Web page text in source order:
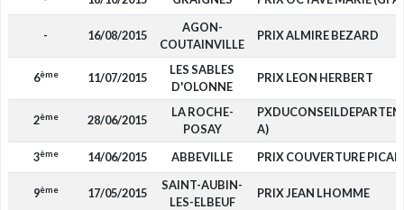
- 16/08/2015
AGON-
COUTAINVILLE
PRIX ALMIRE BEZARD
6ème 11/07/2015
LES SABLES
D'OLONNE
PRIX LEON HERBERT
2ème 28/06/2015
LA ROCHE-
POSAY
A)
3ème 14/06/2015 ABBEVILLE PRIX COUVERTURE
9ème 17/05/2015
SAINT-AUBIN-
LES-ELBEUF
PRIX JEAN LHOMME